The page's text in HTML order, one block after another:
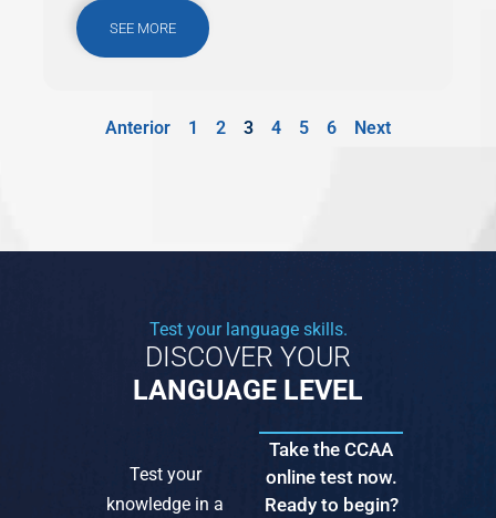
SEE MORE
Anterior 1 2 3 4 5 6 Next
Test your language skills.
DISCOVER YOUR
LANGUAGE LEVEL
Test your
knowledge in a
Take the CCAA
online test now.
Ready to begin?